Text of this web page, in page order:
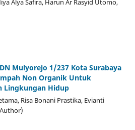
Mulyorejo 1/237 Kota Surabaya
Non Organik Untuk
Lingkungan Hidup
Risa Bonani Prastika, Evianti